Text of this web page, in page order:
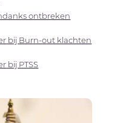
ontbreken
bij Burn-out klachten
bij PTSS